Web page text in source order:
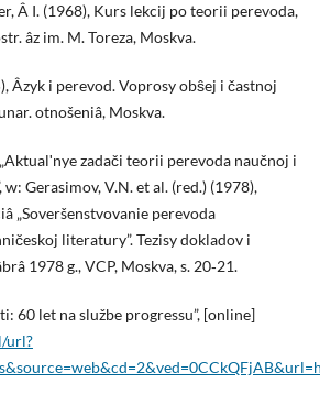
Â I. (1968), Kurs lekcij po teorii perevoda,
âz im. M. Toreza, Moskva.
Âzyk i perevod. Voprosy obŝej i častnoj
otnošeniâ, Moskva.
zadači teorii perevoda naučnoj i
Gerasimov, V.N. et al. (red.) (1978),
„Soveršenstvovanie perevoda
literatury”. Tezisy dokladov i
1978 g., VCP, Moskva, s. 20‑21.
60 let na službe progressu”, [online]
url?